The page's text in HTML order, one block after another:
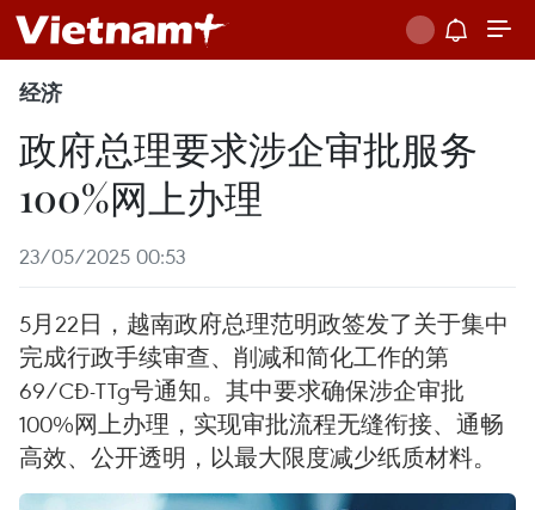
经济
政府总理要求涉企审批服务
100%网上办理
23/05/2025 00:53
5月22日，越南政府总理范明政签发了关于集中
完成行政手续审查、削减和简化工作的第
69/CĐ-TTg号通知。其中要求确保涉企审批
100%网上办理，实现审批流程无缝衔接、通畅
高效、公开透明，以最大限度减少纸质材料。